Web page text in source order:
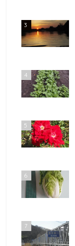
3
4
5
6
7